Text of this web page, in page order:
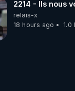
2214 - Ils nous
relais-x
18 hours ago
1.0